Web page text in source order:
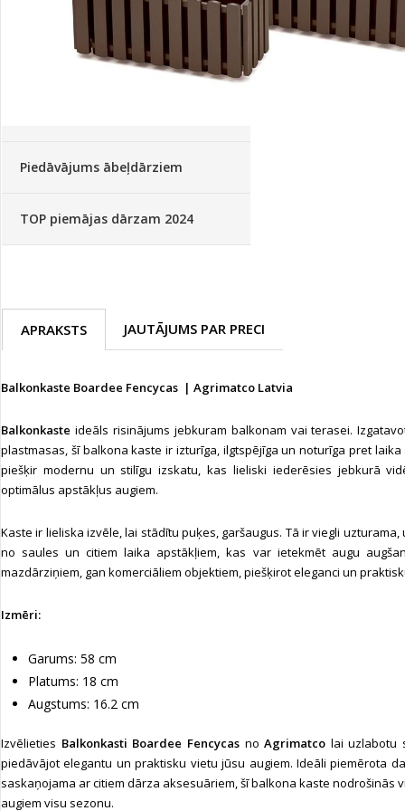
Palīglīdzekļi augu audzēšanai (72)
Klientu Diena
Piedāvājums ābeļdārziem
TOP piemājas dārzam 2024
APRAKSTS JAUTĀJUMS PAR PRECI
Balkonkaste Boardee Fencycas | Agrimatco Latvia
Balkonkaste ideāls risinājums jebkuram balkonam vai terasei.
plastmasas, šī balkona kaste ir izturīga, ilgtspējīga un noturīga pret
piešķir modernu un stilīgu izskatu, kas lieliski iederēsies jebkurā
optimālus apstākļus augiem.
Kaste ir lieliska izvēle, lai stādītu puķes, garšaugus. Tā ir viegli
no saules un citiem laika apstākļiem, kas var ietekmēt augu
mazdārziņiem, gan komerciāliem objektiem, piešķirot eleganci un
Izmēri:
Garums: 58 cm
Platums: 18 cm
Augstums: 16.2 cm
Izvēlieties Balkonkasti Boardee FencycasnoAgrimatco lai uzlabotu
piedāvājot elegantu un praktisku vietu jūsu augiem. Ideāli piemērota
saskaņojama ar citiem dārza aksesuāriem, šī balkona kaste nodrošinās
augiem visu sezonu.